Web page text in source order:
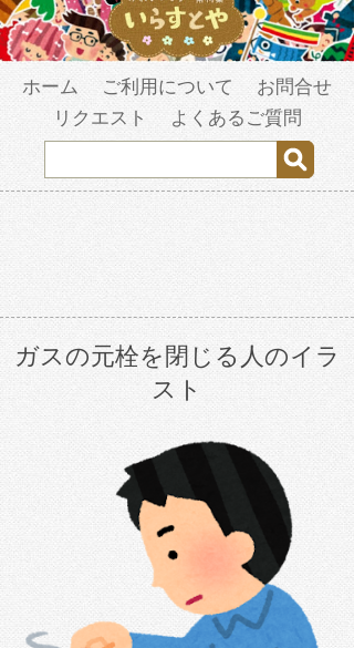
ホーム ご利用について
お問合せ
リクエスト
よくあるご質問
ガスの元栓を閉じる人のイラ
スト